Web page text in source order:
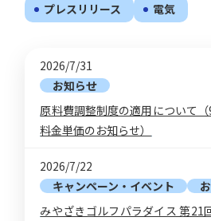
プレスリリース
電気
2026/7/31
お知らせ
原料費調整制度の適用について
料金単価のお知らせ）
2026/7/22
キャンペーン・イベント
みやざきゴルフパラダイス 第21